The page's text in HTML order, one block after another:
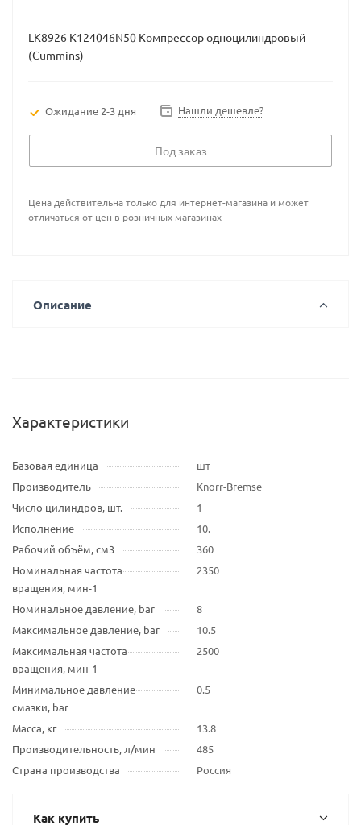
LK8926 K124046N50 Компрессор одноцилиндровый
(Cummins)
Ожидание 2-3 дня Нашли дешевле?
Под заказ
Цена действительна только для интернет-магазина и может
отличаться от цен в розничных магазинах
Описание
Характеристики
Базовая единица
шт
Производитель
Knorr-Bremse
Число цилиндров, шт.
1
Исполнение
10.
Рабочий объём, см3
360
Номинальная частота
вращения, мин-1
2350
Номинальное давление, bar
8
Максимальное давление, bar
10.5
Максимальная частота
вращения, мин-1
2500
Минимальное давление
смазки, bar
0.5
Масса, кг
13.8
Производительность, л/мин
485
Страна производства
Россия
Как купить